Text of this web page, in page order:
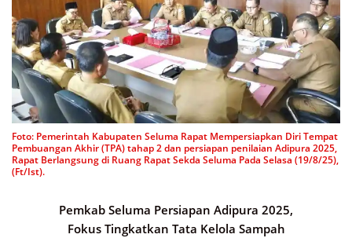
Foto: Pemerintah Kabupaten Seluma Rapat Mempersiapkan Diri Tempat
Pembuangan Akhir (TPA) tahap 2 dan persiapan penilaian Adipura 2025,
Rapat Berlangsung di Ruang Rapat Sekda Seluma Pada Selasa (19/8/25),
(Ft/Ist).
Pemkab Seluma Persiapan Adipura 2025,
Fokus Tingkatkan Tata Kelola Sampah